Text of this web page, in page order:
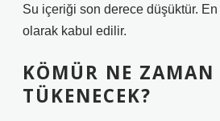
Su içeriği son derece düşüktür.
olarak kabul edilir.
KÖMÜR NE ZAMAN
TÜKENECEK?